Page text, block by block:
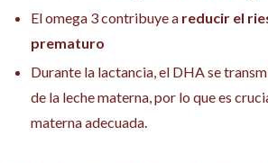
El omega 3 contribuye a reducir el
prematuro
Durante la lactancia, el DHA se
de la leche materna, por lo que es
materna adecuada.